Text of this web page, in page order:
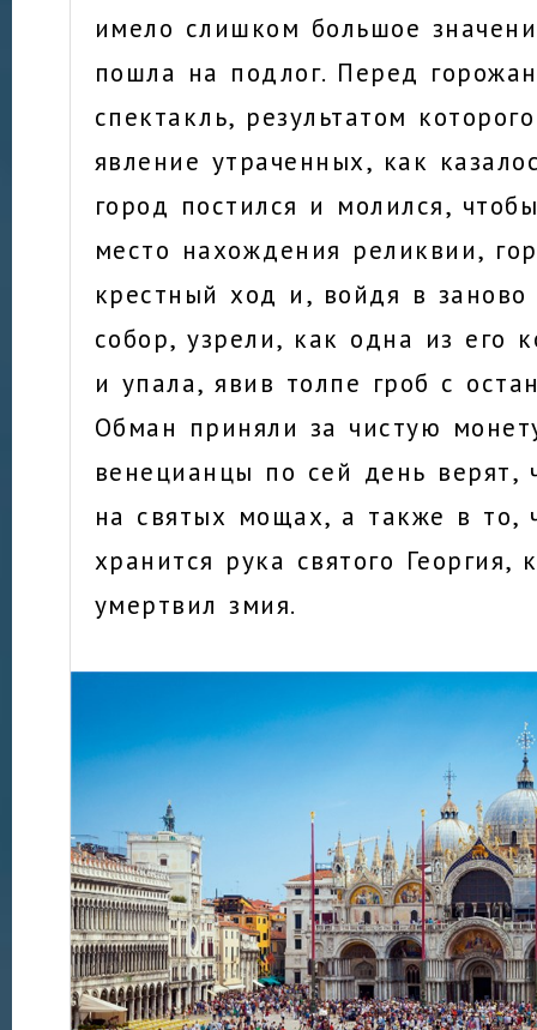
имело слишком большое
пошла на подлог. Перед
спектакль, результатом
явление утраченных, как
город постился и молился,
место нахождения реликвии,
крестный ход и, войдя в заново
собор, узрели, как одна из его
и упала, явив толпе гроб с
Обман приняли за чистую
венецианцы по сей день верят,
на святых мощах, а также в то,
хранится рука святого Георгия,
умертвил змия.